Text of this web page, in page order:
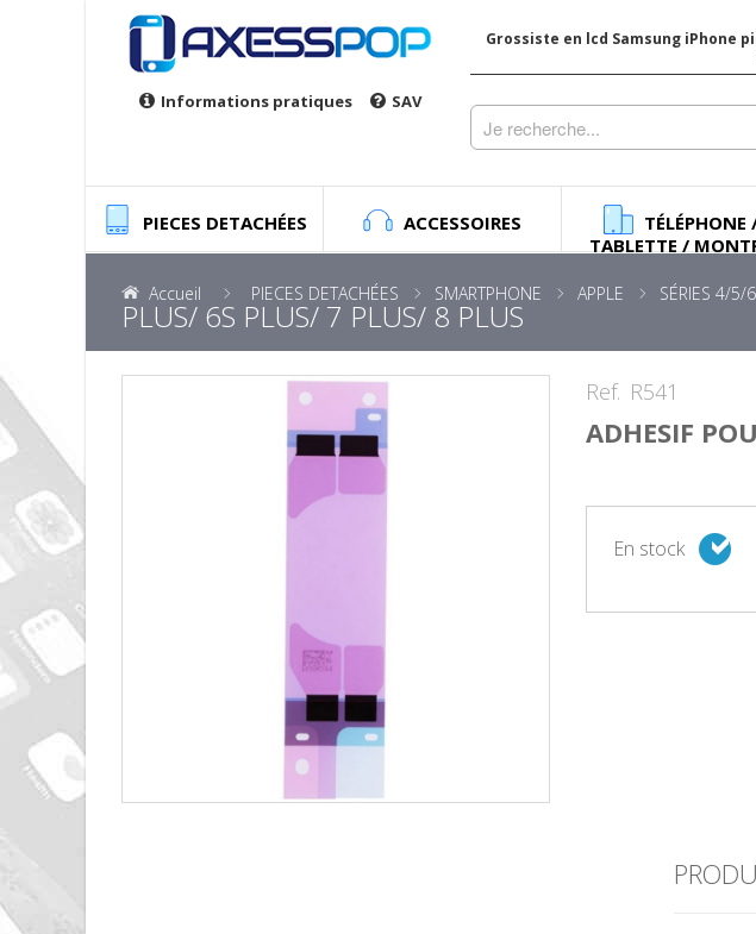
Informations pratiques SAV
Grossiste en lcd Samsung iPhone
PIECES DETACHÉES ACCESSOIRES
TÉLÉPHONE
TABLETTE /
Accueil PIECES DETACHÉES SMARTPHONE APPLE SÉRIES 4/5/
PLUS/ 6S PLUS/ 7 PLUS/ 8 PLUS
Ref. R541
ADHESIF
En stock